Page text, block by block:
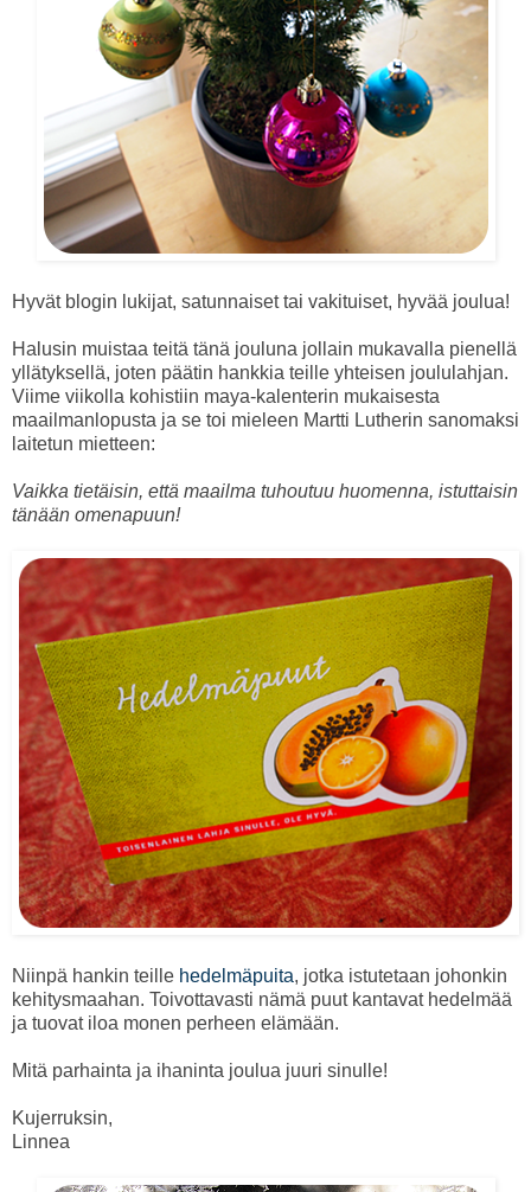
Hyvät blogin lukijat, satunnaiset tai vakituiset, hyvää joulua!
Halusin muistaa teitä tänä jouluna jollain mukavalla pienellä
yllätyksellä, joten päätin hankkia teille yhteisen joululahjan.
Viime viikolla kohistiin maya-kalenterin mukaisesta
maailmanlopusta ja se toi mieleen Martti Lutherin sanomaksi
laitetun mietteen:
Vaikka tietäisin, että maailma tuhoutuu huomenna, istuttaisin
tänään omenapuun!
Niinpä hankin teille hedelmäpuita, jotka istutetaan johonkin
kehitysmaahan. Toivottavasti nämä puut kantavat hedelmää
ja tuovat iloa monen perheen elämään.
Mitä parhainta ja ihaninta joulua juuri sinulle!
Kujerruksin,
Linnea